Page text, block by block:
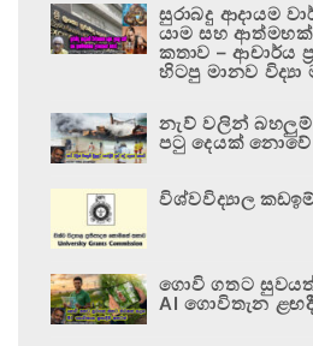
සුරාබදු ආදායම
යාම සහ
කතාව – ආචාර්ය
හිටපු මානව විද්‍යා
නැව් වලින්
පටු දෙයක් නොවේ
විශ්වවිද්‍යාල
ගොවි ගතට
AI ගොවිතැන